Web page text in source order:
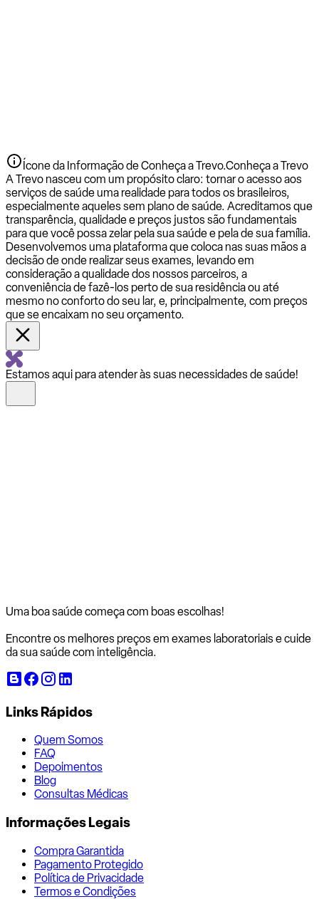
Ícone da Informação de Conheça a Trevo.Conheça a Trevo
A Trevo nasceu com um propósito claro: tornar o acesso aos
serviços de saúde uma realidade para todos os brasileiros,
especialmente aqueles sem plano de saúde. Acreditamos que
transparência, qualidade e preços justos são fundamentais
para que você possa zelar pela sua saúde e pela de sua família.
Desenvolvemos uma plataforma que coloca nas suas mãos a
decisão de onde realizar seus exames, levando em
consideração a qualidade dos nossos parceiros, a
conveniência de fazê-los perto de sua residência ou até
mesmo no conforto do seu lar, e, principalmente, com preços
que se encaixam no seu orçamento.
Estamos aqui para atender às suas necessidades de saúde!
Uma boa saúde começa com boas escolhas!
Encontre os melhores preços em exames laboratoriais e cuide
da sua saúde com inteligência.
Links Rápidos
Quem Somos
FAQ
Depoimentos
Blog
Consultas Médicas
Informações Legais
Compra Garantida
Pagamento Protegido
Política de Privacidade
Termos e Condições